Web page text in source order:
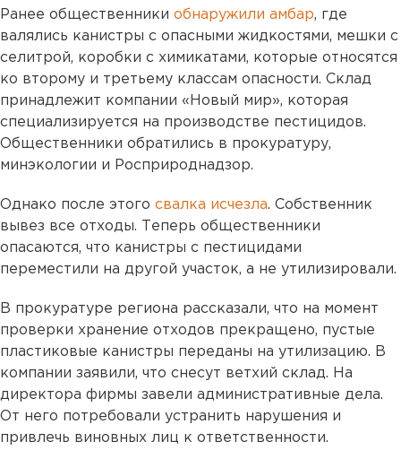
Ранее общественники обнаружили амбар, где
валялись канистры с опасными жидкостями, мешки с
селитрой, коробки с химикатами, которые относятся
ко второму и третьему классам опасности. Склад
принадлежит компании «Новый мир», которая
специализируется на производстве пестицидов.
Общественники обратились в прокуратуру,
минэкологии и Росприроднадзор.
Однако после этого свалка исчезла. Собственник
вывез все отходы. Теперь общественники
опасаются, что канистры с пестицидами
переместили на другой участок, а не утилизировали.
В прокуратуре региона рассказали, что на момент
проверки хранение отходов прекращено, пустые
пластиковые канистры переданы на утилизацию. В
компании заявили, что снесут ветхий склад. На
директора фирмы завели административные дела.
От него потребовали устранить нарушения и
привлечь виновных лиц к ответственности.